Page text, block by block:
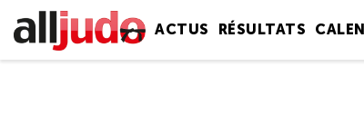
ACTUS RÉSULTATS